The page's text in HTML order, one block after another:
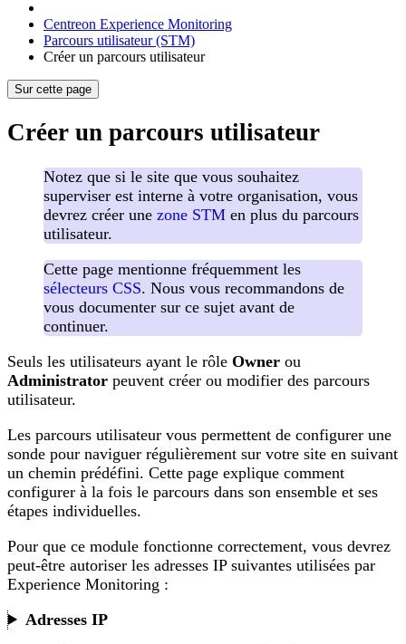
Centreon Experience Monitoring
Parcours utilisateur (STM)
Créer un parcours utilisateur
Sur cette page
Créer un parcours utilisateur
Notez que si le site que vous souhaitez
superviser est interne à votre organisation, vous
devrez créer une zone STM en plus du parcours
utilisateur.
Cette page mentionne fréquemment les
sélecteurs CSS. Nous vous recommandons de
vous documenter sur ce sujet avant de
continuer.
Seuls les utilisateurs ayant le rôle Owner ou
Administrator peuvent créer ou modifier des parcours
utilisateur.
Les parcours utilisateur vous permettent de configurer une
sonde pour naviguer régulièrement sur votre site en suivant
un chemin prédéfini. Cette page explique comment
configurer à la fois le parcours dans son ensemble et ses
étapes individuelles.
Pour que ce module fonctionne correctement, vous devrez
peut-être autoriser les adresses IP suivantes utilisées par
Experience Monitoring :
Adresses IP